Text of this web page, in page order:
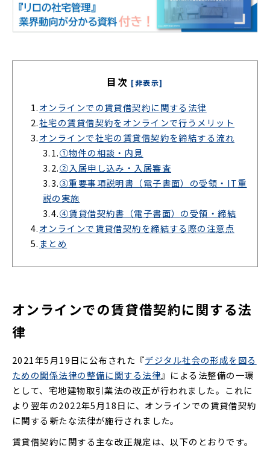
目次 [非表示]
1.オンラインでの賃貸借契約に関する法律
2.社宅の賃貸借契約をオンラインで行うメリット
3.オンラインで社宅の賃貸借契約を締結する流れ
3.1.①物件の相談・内見
3.2.②入居申し込み・入居審査
3.3.③重要事項説明書（電子書面）の受領・IT重
説の実施
3.4.④賃貸借契約書（電子書面）の受領・締結
4.オンラインで賃貸借契約を締結する際の注意点
5. まとめ
オンラインでの賃貸借契約に関する法
律
2021年5月19日に公布された『デジタル社会の形成を図る
ための関係法律の整備に関する法律』による法整備の一環
として、宅地建物取引業法の改正が行われました。これに
より翌年の2022年5月18日に、オンラインでの賃貸借契約
に関する新たな法律が施行されました。
賃貸借契約に関する主な改正規定は、以下のとおりです。